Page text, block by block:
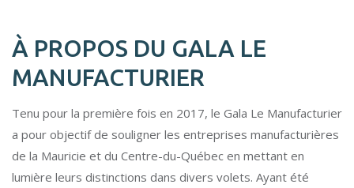
À PROPOS DU GALA LE
MANUFACTURIER
Tenu pour la première fois en 2017, le Gala Le Manufacturier
a pour objectif de souligner les entreprises manufacturières
de la Mauricie et du Centre-du-Québec en mettant en
lumière leurs distinctions dans divers volets. Ayant été